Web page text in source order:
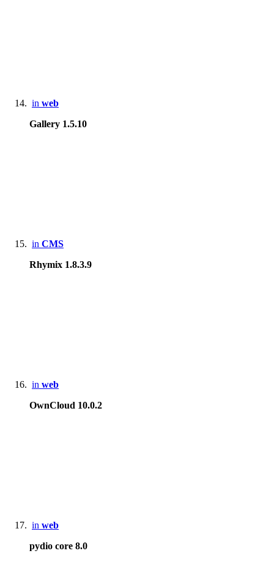
in web
Gallery 1.5.10
in CMS
Rhymix 1.8.3.9
in web
OwnCloud 10.0.2
in web
pydio core 8.0